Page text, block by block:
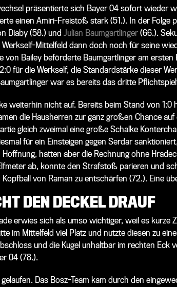
präsentierte sich Bayer 04 sofort wieder
einen Amiri-Freistoß stark (51.). In der Folge
Diaby (58.) und Julian Baumgartlinger(66.).
Mittelfeld dann doch noch für seine
von Bailey beförderte Baumgartlinger am
für die Werkself, die Standardstärke dieser
war es bereits das dritte
weiterhin nicht auf. Bereits beim Stand von 1:0
die Hausherren zur ganz großen Chance
gleich zweimal eine große Schalke
für ein Einsteigen gegen Serdar
hatten aber die Rechnung ohne
ab, konnte den Strafstoß parieren und
von Raman zu entschärfen (72.). Eine
DEN DECKEL DRAUF
erwies sich als umso wichtiger, weil es kurze
im Mittelfeld viel Platz und nutzte diesen zu
und die Kugel unhaltbar im rechten Eck
04 (78.).
Das Bosz-Team kam durch den